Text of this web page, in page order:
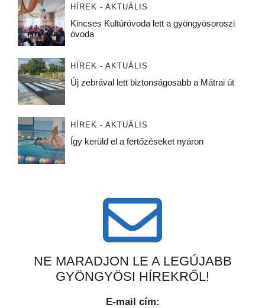
HÍREK - AKTUÁLIS
Kincses Kultúróvoda lett a gyöngyösoroszi
óvoda
HÍREK - AKTUÁLIS
Új zebrával lett biztonságosabb a Mátrai út
HÍREK - AKTUÁLIS
Így kerüld el a fertőzéseket nyáron
NE MARADJON LE A LEGÚJABB
GYÖNGYÖSI HÍREKRŐL!
E-mail cím: